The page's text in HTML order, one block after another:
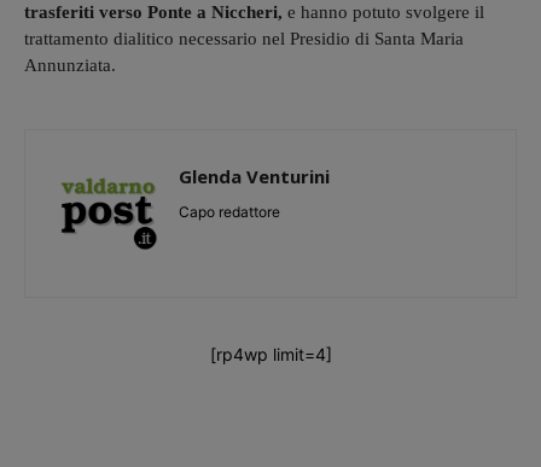
trasferiti verso Ponte a Niccheri, e hanno potuto svolgere il
trattamento dialitico necessario nel Presidio di Santa Maria
Annunziata.
Glenda Venturini
Capo redattore
[rp4wp limit=4]